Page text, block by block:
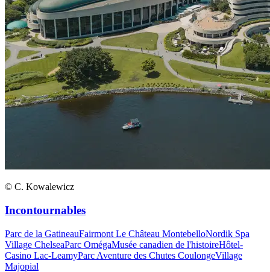
© C. Kowalewicz
Incontournables
Parc de la GatineauFairmont Le Château MontebelloNordik Spa
Village ChelseaParc OmégaMusée canadien de l'histoireHôtel-
Casino Lac-LeamyParc Aventure des Chutes CoulongeVillage
Majopial